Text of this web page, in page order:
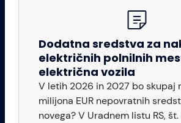
Dodatna sredstva za
električnih polnilnih
električna vozila
V letih 2026 in 2027 bo skupaj
milijona EUR nepovratnih
novega? V Uradnem listu RS,